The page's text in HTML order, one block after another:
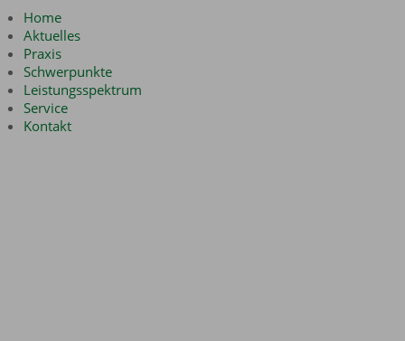
Home
Aktuelles
Praxis
Schwerpunkte
Leistungsspektrum
Service
Kontakt